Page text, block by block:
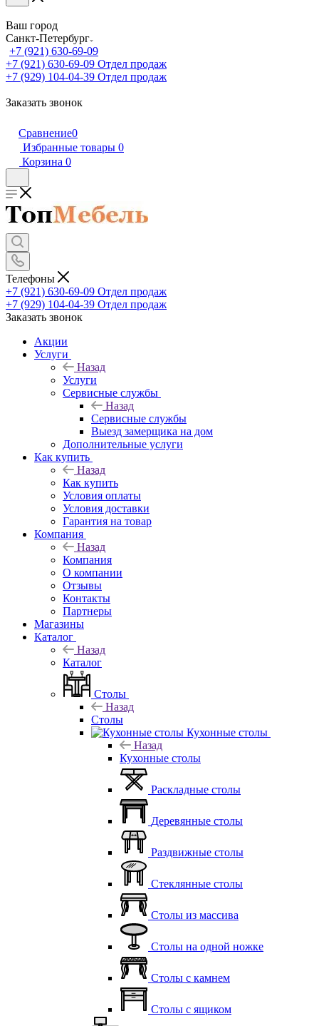
Ваш город
Санкт-Петербург
+7 (921) 630-69-09
+7 (921) 630-69-09 Отдел продаж
+7 (929) 104-04-39 Отдел продаж
Заказать звонок
Сравнение0
Избранные товары 0
Корзина 0
Телефоны
+7 (921) 630-69-09 Отдел продаж
+7 (929) 104-04-39 Отдел продаж
Заказать звонок
Акции
Услуги
Назад
Услуги
Сервисные службы
Назад
Сервисные службы
Выезд замерщика на дом
Дополнительные услуги
Как купить
Назад
Как купить
Условия оплаты
Условия доставки
Гарантия на товар
Компания
Назад
Компания
О компании
Отзывы
Контакты
Партнеры
Магазины
Каталог
Назад
Каталог
Столы
Назад
Столы
Кухонные столы
Назад
Кухонные столы
Раскладные столы
Деревянные столы
Раздвижные столы
Стеклянные столы
Столы из массива
Столы на одной ножке
Столы с камнем
Столы с ящиком